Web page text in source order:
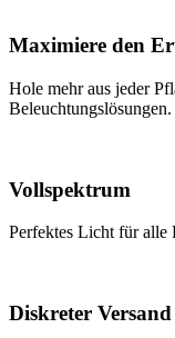
Maximiere den
Hole mehr aus jeder
Beleuchtungslösungen.
Vollspektrum
Perfektes Licht für alle
Diskreter Versand